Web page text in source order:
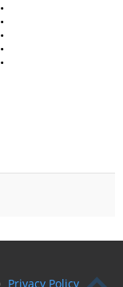
•
•
•
•
•
Privacy Policy